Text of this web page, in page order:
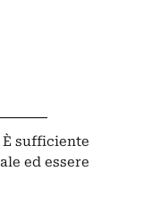
sufficiente
ed essere